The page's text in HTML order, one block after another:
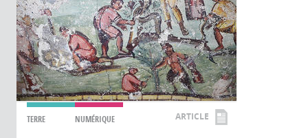
TERRE NUMÉRIQUE ARTICLE